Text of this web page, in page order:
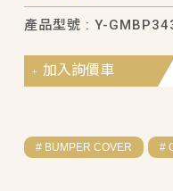
產品型號 : Y-
加入詢價車
# BUMPER COVER #